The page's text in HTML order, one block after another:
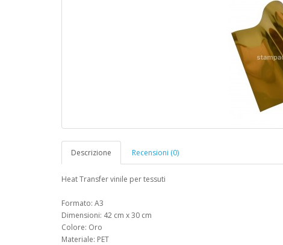
Descrizione Recensioni (0)
Heat Transfer vinile per tessuti
Formato: A3
Dimensioni: 42 cm x 30 cm
Colore: Oro
Materiale: PET